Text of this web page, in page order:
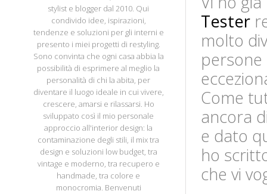
Tester
molto
Come
ancora
e dato
ho
che vi
stylist e blogger dal 2010. Qui
condivido idee, ispirazioni,
tendenze e soluzioni per gli interni e
presento i miei progetti di restyling.
Sono convinta che ogni casa abbia la
possibilità di esprimere al meglio la
personalità di chi la abita, per
diventare il luogo ideale in cui vivere,
crescere, amarsi e rilassarsi. Ho
sviluppato così il mio personale
approccio all'interior design: la
contaminazione degli stili, il mix tra
design e soluzioni low budget, tra
vintage e moderno, tra recupero e
handmade, tra colore e
monocromia. Benvenuti